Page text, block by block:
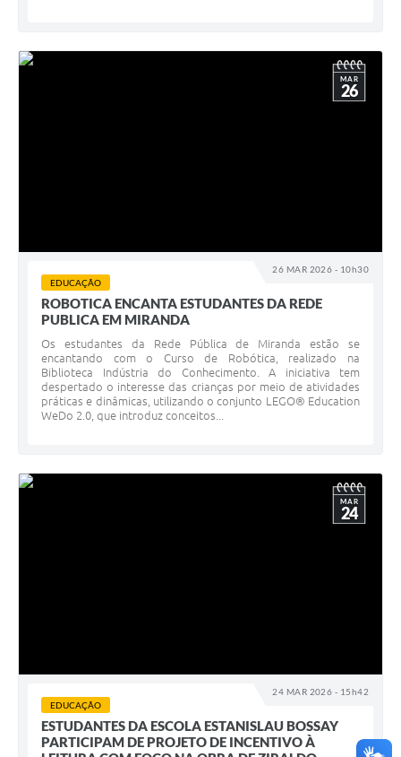
26 MAR 2026 - 10h30
MAR
26
EDUCAÇÃO
ROBOTICA ENCANTA ESTUDANTES DA REDE
PUBLICA EM MIRANDA
Os estudantes da Rede Pública de Miranda estão se
encantando com o Curso de Robótica, realizado na
Biblioteca Indústria do Conhecimento. A iniciativa tem
despertado o interesse das crianças por meio de atividades
práticas e dinâmicas, utilizando o conjunto LEGO® Education
WeDo 2.0, que introduz conceitos...
24 MAR 2026 - 15h42
MAR
24
EDUCAÇÃO
ESTUDANTES DA ESCOLA ESTANISLAU BOSSAY
PARTICIPAM DE PROJETO DE INCENTIVO À